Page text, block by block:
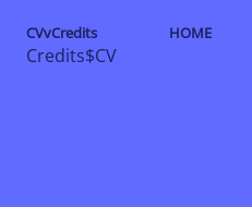
CVvCredits
Credits$CV
HOME